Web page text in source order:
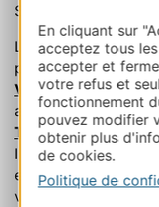
En cliquant sur
acceptez tous
accepter et
votre refus et
fonctionnement
pouvez modifier
obtenir plus
de cookies.
Politique de
Sylvanès, au sud de
L'automne ne
photojournalisme
Visa pour l'Image ,
accueillePiano aux
Toulouse les Orgues
Internationales de la
et le cirque
vous à Auch pour